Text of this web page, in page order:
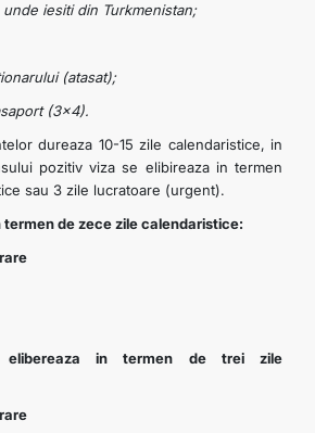
iesiti din Turkmenistan;
(atasat);
(3x4).
dureaza 10-15 zile calendaristice, in
pozitiv viza se elibireaza in termen
sau 3 zile lucratoare (urgent).
termen de zece zile calendaristice:
in termen de trei zile